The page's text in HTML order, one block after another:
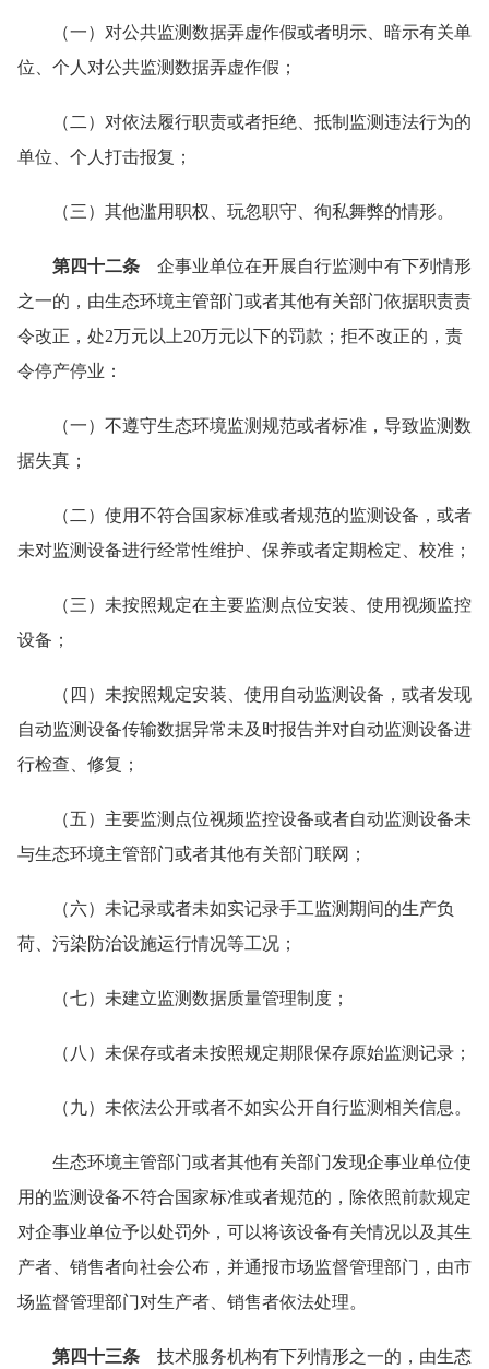
（一）对公共监测数据弄虚作假或者明示、暗示有关单
位、个人对公共监测数据弄虚作假；
（二）对依法履行职责或者拒绝、抵制监测违法行为的
单位、个人打击报复；
（三）其他滥用职权、玩忽职守、徇私舞弊的情形。
第四十二条 企事业单位在开展自行监测中有下列情形
之一的，由生态环境主管部门或者其他有关部门依据职责责
令改正，处2万元以上20万元以下的罚款；拒不改正的，责
令停产停业：
（一）不遵守生态环境监测规范或者标准，导致监测数
据失真；
（二）使用不符合国家标准或者规范的监测设备，或者
未对监测设备进行经常性维护、保养或者定期检定、校准；
（三）未按照规定在主要监测点位安装、使用视频监控
设备；
（四）未按照规定安装、使用自动监测设备，或者发现
自动监测设备传输数据异常未及时报告并对自动监测设备进
行检查、修复；
（五）主要监测点位视频监控设备或者自动监测设备未
与生态环境主管部门或者其他有关部门联网；
（六）未记录或者未如实记录手工监测期间的生产负
荷、污染防治设施运行情况等工况；
（七）未建立监测数据质量管理制度；
（八）未保存或者未按照规定期限保存原始监测记录；
（九）未依法公开或者不如实公开自行监测相关信息。
生态环境主管部门或者其他有关部门发现企事业单位使
用的监测设备不符合国家标准或者规范的，除依照前款规定
对企事业单位予以处罚外，可以将该设备有关情况以及其生
产者、销售者向社会公布，并通报市场监督管理部门，由市
场监督管理部门对生产者、销售者依法处理。
第四十三条 技术服务机构有下列情形之一的，由生态